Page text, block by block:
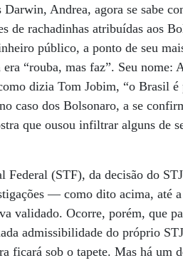
Andrea, agora se sabe
de rachadinhas atribuídas aos
público, a ponto de seu
“rouba, mas faz”. Seu nome:
dizia Tom Jobim, “o Brasil
caso dos Bolsonaro, a se
que ousou infiltrar alguns de
(STF), da decisão do
— como dito acima, até
validado. Ocorre, porém, que
admissibilidade do próprio
ficará sob o tapete. Mas há um